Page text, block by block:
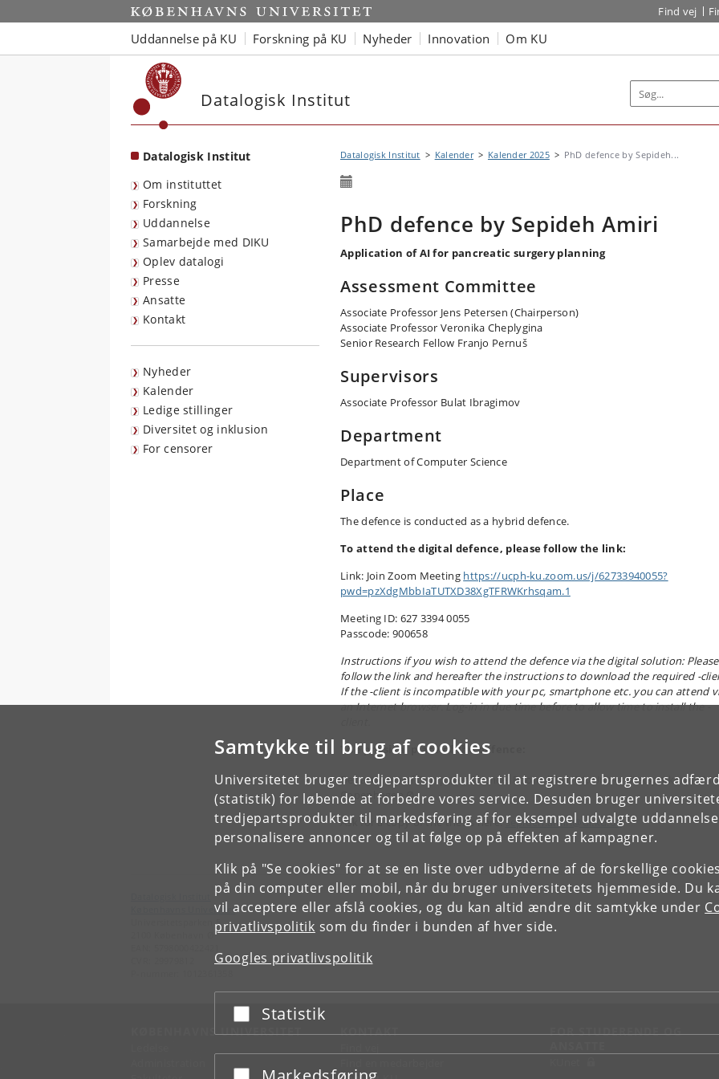
Samtykke til brug af cookies
Universitetet bruger tredjepartsprodukter til at registrere brugernes
(statistik) for løbende at forbedre vores service. Desuden bruger
tredjepartsprodukter til markedsføring af for eksempel udvalgte
personalisere annoncer og til at følge op på effekten af kampagner.
Klik på "Se cookies" for at se en liste over udbyderne af de forskellige
på din computer eller mobil, når du bruger universitetets hjemmeside. Du
vil acceptere eller afslå cookies, og du kan altid ændre dit samtykke under
privatlivspolitik som du finder i bunden af hver side.
Googles privatlivspolitik
Acceptér eller afslå
Statistik
Acceptér eller afslå
Start Find vej
Uddannelse på KU Forskning på KU Nyheder Innovation Om KU
Datalogisk Institut
Datalogisk Institut
Om instituttet
Forskning
Uddannelse
Samarbejde med DIKU
Oplev datalogi
Presse
Ansatte
Kontakt
Nyheder
Kalender
Ledige stillinger
Diversitet og inklusion
For censorer
Datalogisk Institut Kalender Kalender 2025 PhD defence by Sepideh...
PhD defence by Sepideh Amiri
Application of AI for pancreatic surgery planning
Assessment Committee
Associate Professor Jens Petersen (Chairperson)
Associate Professor Veronika Cheplygina
Senior Research Fellow Franjo Pernuš
Supervisors
Associate Professor Bulat Ibragimov
Department
Department of Computer Science
Place
The defence is conducted as a hybrid defence.
To attend the digital defence, please follow the link:
Link: Join Zoom Meeting https://ucph-ku.zoom.us/j/62733940055?
pwd=pzXdgMbbIaTUTXD38XgTFRWKrhsqam.1
Meeting ID: 627 3394 0055
Passcode: 900658
Instructions if you wish to attend the defence via the digital solution: Please
follow the link and hereafter the instructions to download the required -
If the -client is incompatible with your pc, smartphone etc. you can attend
an Internet browser. Log-in in due time before to allow time to install the -
The physical place of the defence:
Department of Computer Science, Room: lille UP1, Universitetsparken 1, 2100
Copenhagen Ø
Ask for a copy of the thesis here:sepideh.amiri@di.ku.dk
Københavns Universitet
Universitetsparken 5
KØBENHAVNS UNIVERSITET KONTAKT
FOR STUDERENDE OG